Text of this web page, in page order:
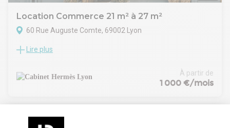
Location Commerce 21 m² à 27 m²
60 Rue Auguste Comte, 69002 Lyon
Au sein de la très recherchée rue Auguste Comte à Lyon 2?,
de qualité dans un environnement commerçant attractif. En
très bon état, il dispose d'une mezzanine permettant un
ou professionnelle, avec possibilité de conclure un bail
Lire plus
À partir de
1 000 €/mois